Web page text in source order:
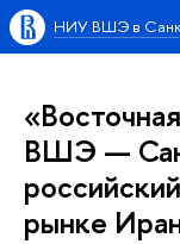
НИУ ВШЭ в
ВШЭ —
рынке